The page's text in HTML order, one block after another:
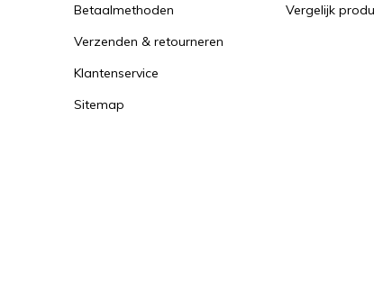
Betaalmethoden
Verzenden & retourneren
Klantenservice
Sitemap
Vergelijk